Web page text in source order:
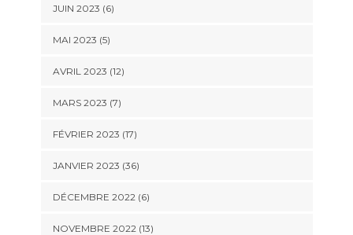
JUIN 2023 (6)
MAI 2023 (5)
AVRIL 2023 (12)
MARS 2023 (7)
FÉVRIER 2023 (17)
JANVIER 2023 (36)
DÉCEMBRE 2022 (6)
NOVEMBRE 2022 (13)